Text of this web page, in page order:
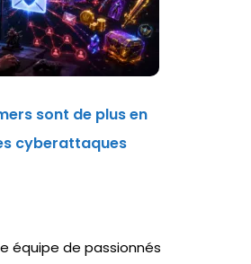
sont de plus en
cyberattaques
équipe de passionnés